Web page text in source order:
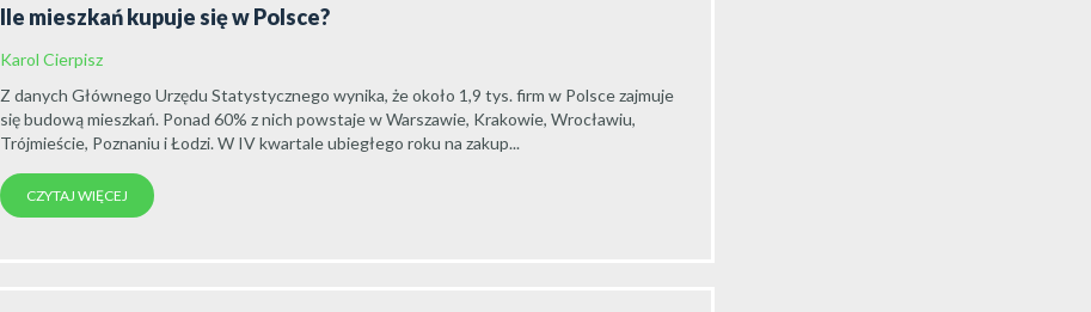
Ile mieszkań kupuje się w Polsce?
Karol Cierpisz
Z danych Głównego Urzędu Statystycznego wynika, że około 1,9 tys. firm w Polsce zajmuje
się budową mieszkań. Ponad 60% z nich powstaje w Warszawie, Krakowie, Wrocławiu,
Trójmieście, Poznaniu i Łodzi. W IV kwartale ubiegłego roku na zakup...
CZYTAJ WIĘCEJ